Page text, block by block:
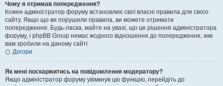
Чому я отримав попередження?
Кожен адміністратор форуму встановлює свої власні правила для свого
сайту. Якщо що ви порушили правила, ви можете отримати
попередження. Будь-ласка, майте на увазі, що це рішення адміністратора
форуму, і phpBB Group немає жодного відношення до попередження, яке
вам зробили на даному сайті.
Догори
Як мені поскаржитись на повідомлення модератору?
Якщо адміністратор форуму увімкнув цю функцію, перейдіть до